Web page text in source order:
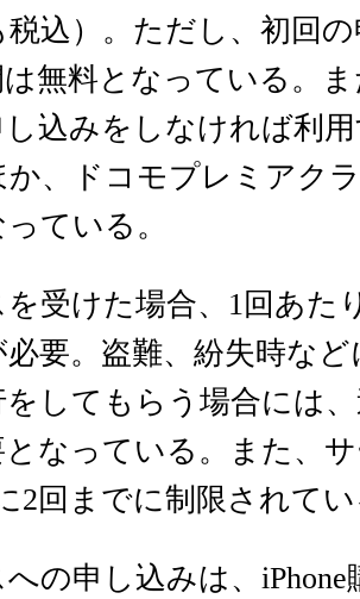
税込）。ただし、初回
無料となっている。
し込みをしなければ利
か、ドコモプレミアク
ている。
受けた場合、1回あた
要。盗難、紛失時な
をしてもらう場合には
なっている。また、
2回までに制限されて
の申し込みは、iPhone